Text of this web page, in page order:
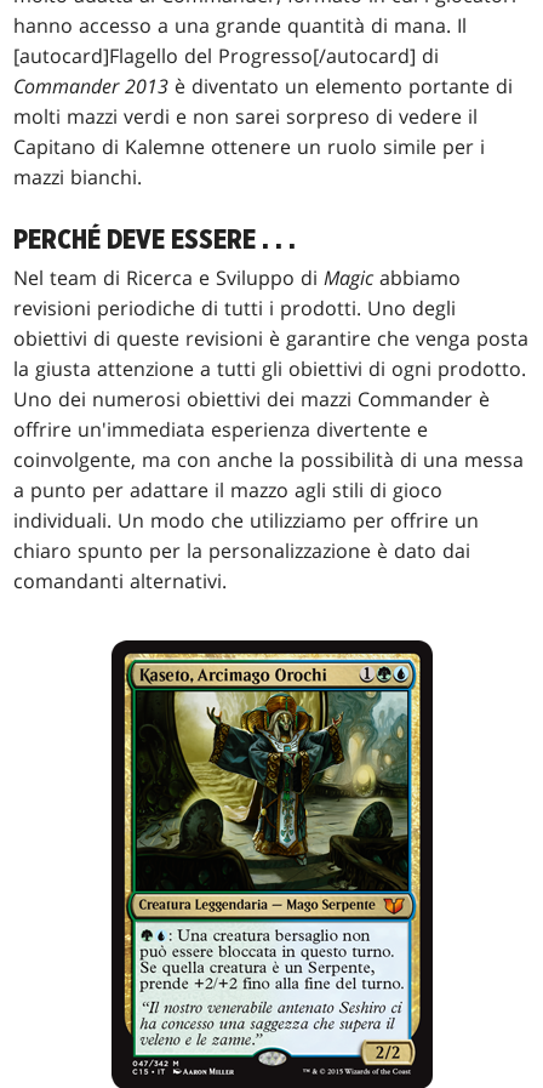
hanno accesso a una grande quantità di mana. Il
[autocard]Flagello del Progresso[/autocard] di
Commander 2013 è diventato un elemento portante di
molti mazzi verdi e non sarei sorpreso di vedere il
Capitano di Kalemne ottenere un ruolo simile per i
mazzi bianchi.
PERCHÉ DEVE ESSERE . . .
Nel team di Ricerca e Sviluppo diMagic abbiamo
revisioni periodiche di tutti i prodotti. Uno degli
obiettivi di queste revisioni è garantire che venga posta
la giusta attenzione a tutti gli obiettivi di ogni prodotto.
Uno dei numerosi obiettivi dei mazzi Commander è
offrire un'immediata esperienza divertente e
coinvolgente, ma con anche la possibilità di una messa
a punto per adattare il mazzo agli stili di gioco
individuali. Un modo che utilizziamo per offrire un
chiaro spunto per la personalizzazione è dato dai
comandanti alternativi.